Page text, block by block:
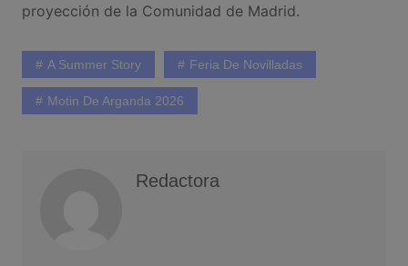
proyección de la Comunidad de Madrid.
A Summer Story Feria De Novilladas
Motin De Arganda 2026
Redactora